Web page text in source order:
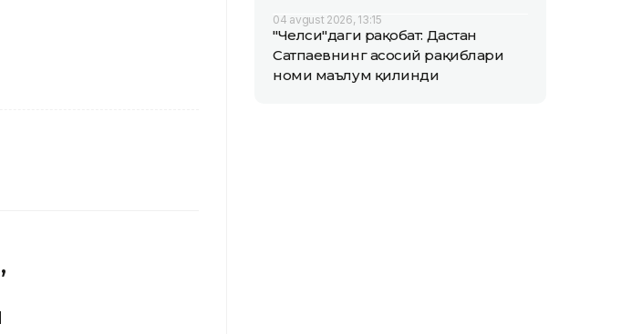
04 avgust 2026, 13:15
"Челси"даги рақобат: Дастан
Сатпаевнинг асосий рақиблари
номи маълум қилинди